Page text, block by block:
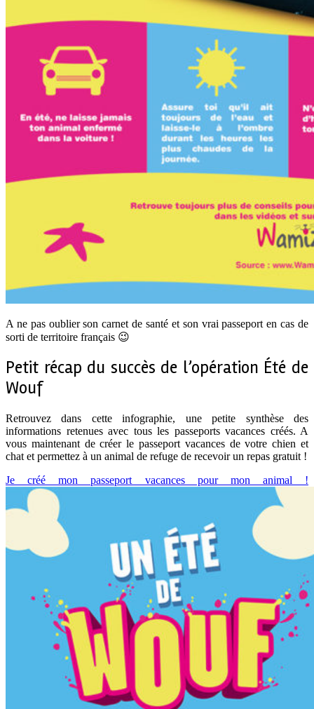
A ne pas oublier son carnet de santé et son vrai passeport en cas de
sorti de territoire français 😉
Petit récap du succès de l’opération Été de
Wouf
Retrouvez dans cette infographie, une petite synthèse des
informations retenues avec tous les passeports vacances créés. A
vous maintenant de créer le passeport vacances de votre chien et
chat et permettez à un animal de refuge de recevoir un repas gratuit !
Je créé mon passeport vacances pour mon animal !